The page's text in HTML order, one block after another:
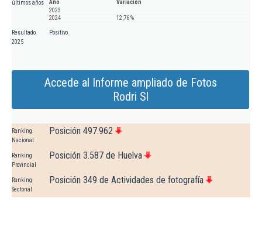
últimos años
Año
Variación
2023
2024
12,76 %
Resultado
2025
Positivo
Accede al Informe ampliado de Fotos
Rodri Sl
Ranking
Nacional
Posición 497.962
Ranking
Provincial
Posición 3.587 de Huelva
Ranking
Sectorial
Posición 349 de Actividades de fotografía